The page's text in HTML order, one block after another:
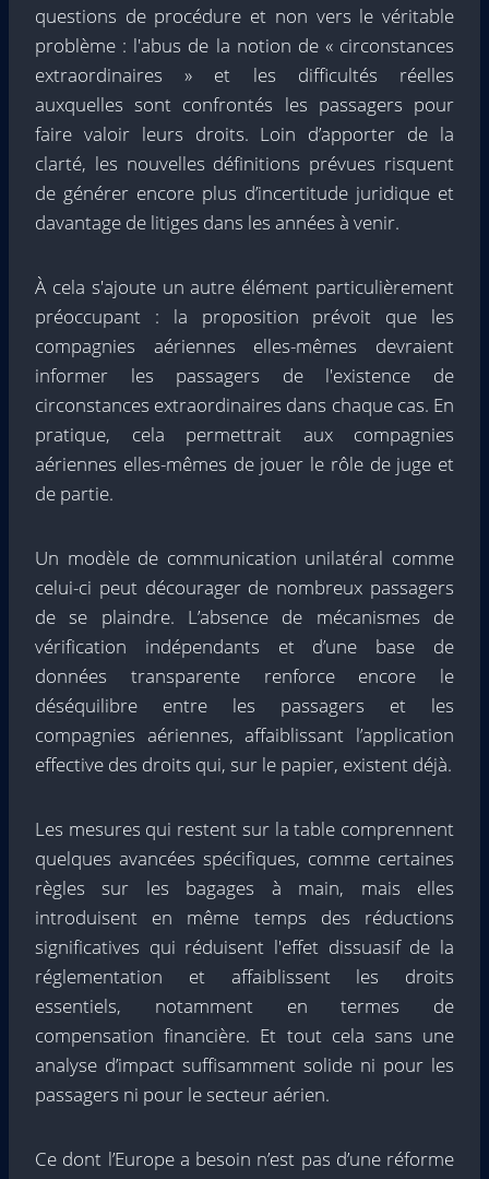
questions de procédure et non vers le véritable
problème : l'abus de la notion de « circonstances
extraordinaires » et les difficultés réelles
auxquelles sont confrontés les passagers pour
faire valoir leurs droits. Loin d’apporter de la
clarté, les nouvelles définitions prévues risquent
de générer encore plus d’incertitude juridique et
davantage de litiges dans les années à venir.
À cela s'ajoute un autre élément particulièrement
préoccupant : la proposition prévoit que les
compagnies aériennes elles-mêmes devraient
informer les passagers de l'existence de
circonstances extraordinaires dans chaque cas. En
pratique, cela permettrait aux compagnies
aériennes elles-mêmes de jouer le rôle de juge et
de partie.
Un modèle de communication unilatéral comme
celui-ci peut décourager de nombreux passagers
de se plaindre. L’absence de mécanismes de
vérification indépendants et d’une base de
données transparente renforce encore le
déséquilibre entre les passagers et les
compagnies aériennes, affaiblissant l’application
effective des droits qui, sur le papier, existent déjà.
Les mesures qui restent sur la table comprennent
quelques avancées spécifiques, comme certaines
règles sur les bagages à main, mais elles
introduisent en même temps des réductions
significatives qui réduisent l'effet dissuasif de la
réglementation et affaiblissent les droits
essentiels, notamment en termes de
compensation financière. Et tout cela sans une
analyse d’impact suffisamment solide ni pour les
passagers ni pour le secteur aérien.
Ce dont l’Europe a besoin n’est pas d’une réforme